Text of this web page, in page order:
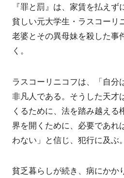
『罪と罰』は、家賃を払え
貧しい元大学生・ラスコーリ
老婆とその異母妹を殺した事
く。
ラスコーリニコフは、「自分
非凡人である。そうした天才
くるために、法を踏み越える
界を開くために、必要であれ
わない」と信じ、犯行に及ぶ。
貧乏暮らしが続き、病にかか